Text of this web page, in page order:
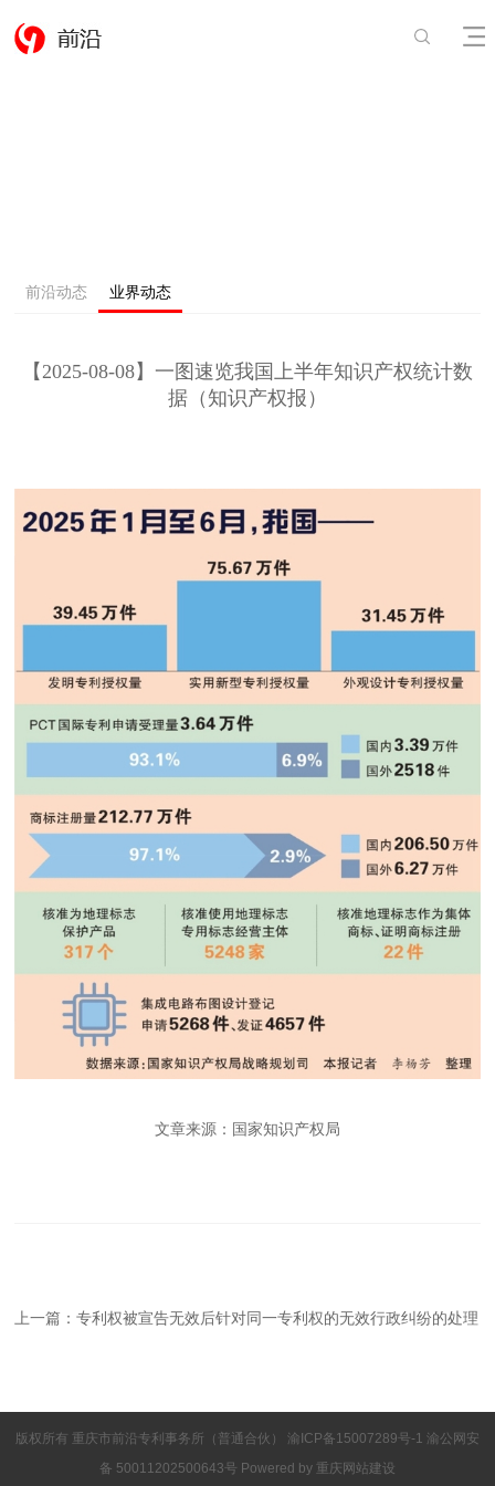
前沿动态 业界动态
【2025-08-08】一图速览我国上半年知识产权统计数
据（知识产权报）
文章来源：国家知识产权局
上一篇：专利权被宣告无效后针对同一专利权的无效行政纠纷的处理
版权所有 重庆市前沿专利事务所（普通合伙） 渝ICP备15007289号-1 渝公网安
备 50011202500643号 Powered by 重庆网站建设